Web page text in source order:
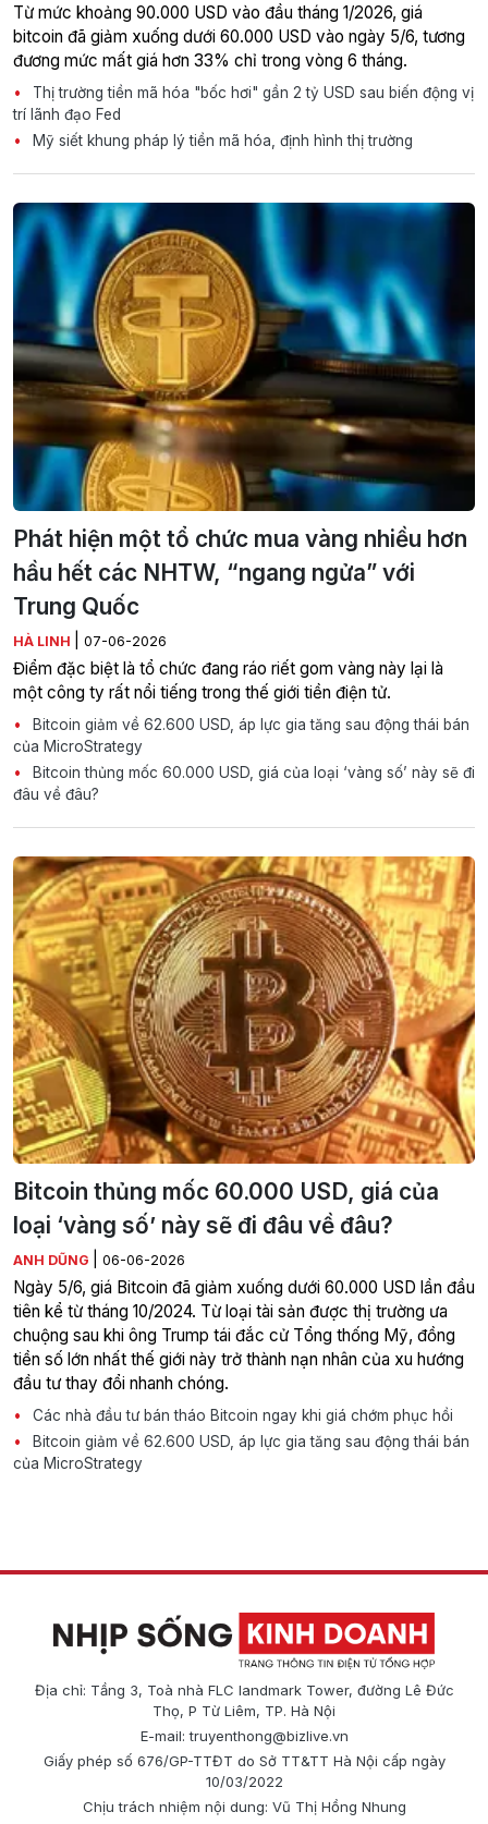
Từ mức khoảng 90.000 USD vào đầu tháng 1/2026, giá
bitcoin đã giảm xuống dưới 60.000 USD vào ngày 5/6, tương
đương mức mất giá hơn 33% chỉ trong vòng 6 tháng.
Thị trường tiền mã hóa "bốc hơi" gần 2 tỷ USD sau biến động vị
trí lãnh đạo Fed
Mỹ siết khung pháp lý tiền mã hóa, định hình thị trường
Phát hiện một tổ chức mua vàng nhiều hơn
hầu hết các NHTW, “ngang ngửa” với
Trung Quốc
HÀ LINH 07-06-2026
Điểm đặc biệt là tổ chức đang ráo riết gom vàng này lại là
một công ty rất nổi tiếng trong thế giới tiền điện tử.
Bitcoin giảm về 62.600 USD, áp lực gia tăng sau động thái bán
của MicroStrategy
Bitcoin thủng mốc 60.000 USD, giá của loại ‘vàng số’ này sẽ đi
đâu về đâu?
Bitcoin thủng mốc 60.000 USD, giá của
loại ‘vàng số’ này sẽ đi đâu về đâu?
ANH DŨNG 06-06-2026
Ngày 5/6, giá Bitcoin đã giảm xuống dưới 60.000 USD lần đầu
tiên kể từ tháng 10/2024. Từ loại tài sản được thị trường ưa
chuộng sau khi ông Trump tái đắc cử Tổng thống Mỹ, đồng
tiền số lớn nhất thế giới này trở thành nạn nhân của xu hướng
đầu tư thay đổi nhanh chóng.
Các nhà đầu tư bán tháo Bitcoin ngay khi giá chớm phục hồi
Bitcoin giảm về 62.600 USD, áp lực gia tăng sau động thái bán
của MicroStrategy
Địa chỉ: Tầng 3, Toà nhà FLC landmark Tower, đường Lê Đức
Thọ, P Từ Liêm, TP. Hà Nội
E-mail:truyenthong@bizlive.vn
Giấy phép số 676/GP-TTĐT do Sở TT&TT Hà Nội cấp ngày
10/03/2022
Chịu trách nhiệm nội dung: Vũ Thị Hồng Nhung